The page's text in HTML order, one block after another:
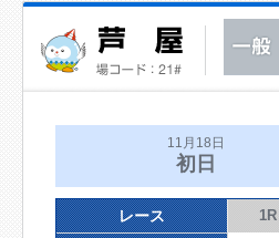
11月18日
初日
レース 1R